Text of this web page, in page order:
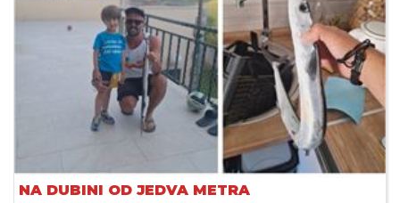
NA DUBINI OD JEDVA METRA